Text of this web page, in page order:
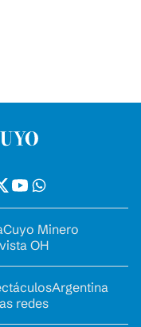
Cuyo Minero
OH
Argentina
redes